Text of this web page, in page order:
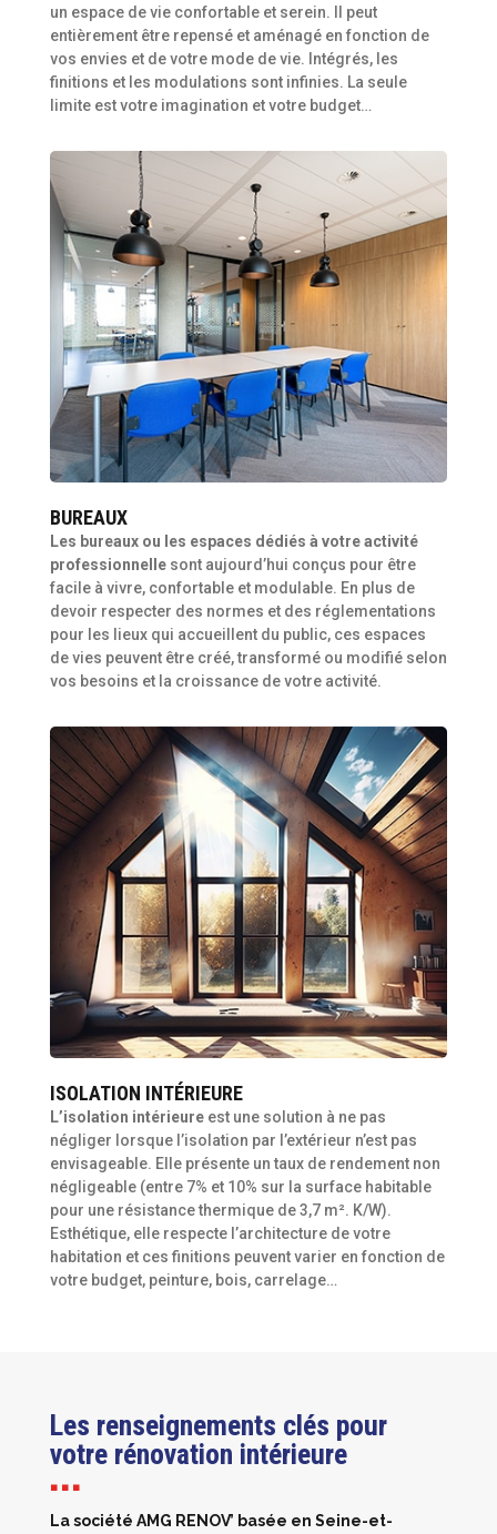
un espace de vie confortable et serein. Il peut
entièrement être repensé et aménagé en fonction de
vos envies et de votre mode de vie. Intégrés, les
finitions et les modulations sont infinies. La seule
limite est votre imagination et votre budget…
BUREAUX
Les bureaux ou les espaces dédiés à votre activité
professionnellesont aujourd’hui conçus pour être
facile à vivre, confortable et modulable. En plus de
devoir respecter des normes et des réglementations
pour les lieux qui accueillent du public, ces espaces
de vies peuvent être créé, transformé ou modifié selon
vos besoins et la croissance de votre activité.
ISOLATION INTÉRIEURE
L’isolation intérieureest une solution à ne pas
négliger lorsque l’isolation par l’extérieur n’est pas
envisageable. Elle présente un taux de rendement non
négligeable (entre 7% et 10% sur la surface habitable
pour une résistance thermique de 3,7 m². K/W).
Esthétique, elle respecte l’architecture de votre
habitation et ces finitions peuvent varier en fonction de
votre budget, peinture, bois, carrelage…
Les renseignements clés pour
votre rénovation intérieure
■ ■ ■
La société AMG RENOV’ basée en Seine-et-